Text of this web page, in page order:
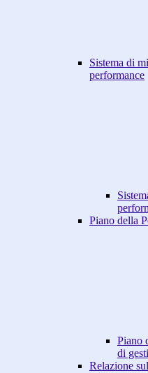
Sistema di
performance
Piano della
Piano
di
Relazione